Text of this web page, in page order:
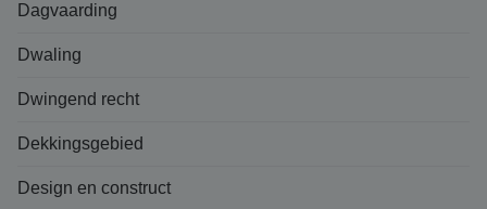
Dagvaarding
Dwaling
Dwingend recht
Dekkingsgebied
Design en construct